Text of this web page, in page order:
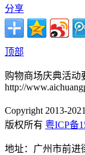
分享
顶部
购物商场庆典活动
http://
Copyright 2013-
版权所有 粤ICP备
地址：广州市前进